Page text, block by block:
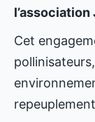
l’association
Cet